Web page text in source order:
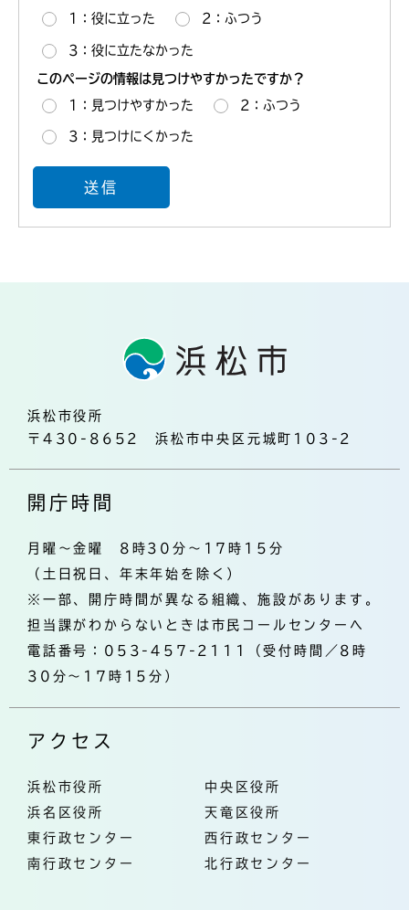
1：役に立った 2：ふつう
3：役に立たなかった
このページの情報は見つけやすかったですか？
1：見つけやすかった 2：ふつう
3：見つけにくかった
浜松市役所
〒430-8652 浜松市中央区元城町103-2
開庁時間
月曜～金曜 8時30分～17時15分
（土日祝日、年末年始を除く）
※一部、開庁時間が異なる組織、施設があります。
担当課がわからないときは市民コールセンターへ
電話番号：053-457-2111（受付時間／8時
30分～17時15分）
アクセス
浜松市役所
中央区役所
浜名区役所
天竜区役所
東行政センター
西行政センター
南行政センター
北行政センター